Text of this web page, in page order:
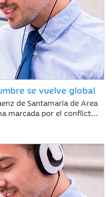
se vuelve global
de Santamaría de Area
marcada por el conflicto,
de crudo con
sus ataques con